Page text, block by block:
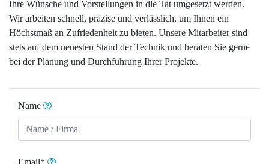
Ihre Wünsche und Vorstellungen in die Tat umgesetzt werden.
Wir arbeiten schnell, präzise und verlässlich, um Ihnen ein
Höchstmaß an Zufriedenheit zu bieten. Unsere Mitarbeiter sind
stets auf dem neuesten Stand der Technik und beraten Sie gerne
bei der Planung und Durchführung Ihrer Projekte.
Name